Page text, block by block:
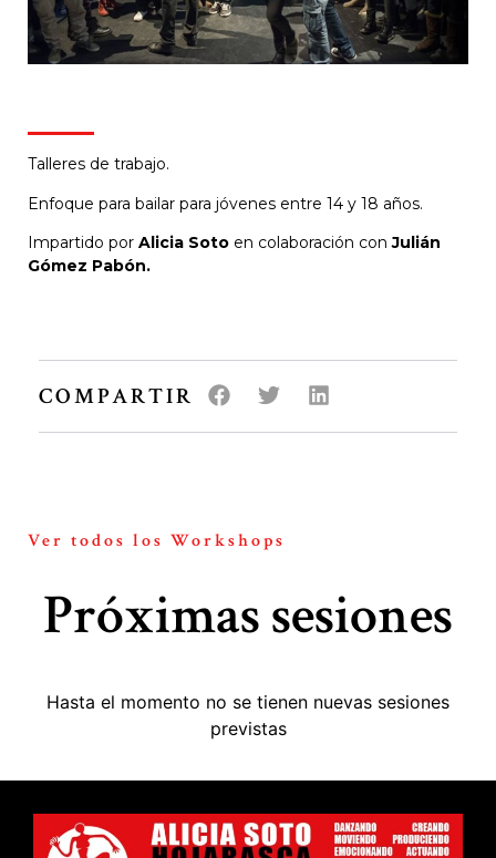
Talleres de trabajo.
Enfoque para bailar para jóvenes entre 14 y 18 años.
Impartido por Alicia Soto en colaboración conJulián
Gómez Pabón.
COMPARTIR
Ver todos los Workshops
Próximas sesiones
Hasta el momento no se tienen nuevas sesiones
previstas